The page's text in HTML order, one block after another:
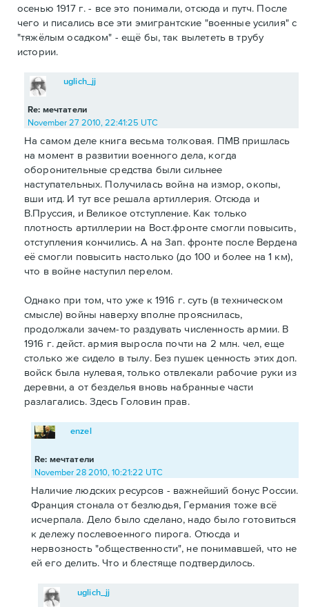
осенью 1917 г. - все это понимали, отсюда и путч. После
чего и писались все эти эмигрантские "военные усилия" с
"тяжёлым осадком" - ещё бы, так вылететь в трубу
истории.
Re: мечтатели
uglich_jj
November 27 2010, 22:41:25 UTC
На самом деле книга весьма толковая. ПМВ пришлась
на момент в развитии военного дела, когда
оборонительные средства были сильнее
наступательных. Получилась война на измор, окопы,
вши итд. И тут все решала артиллерия. Отсюда и
В.Пруссия, и Великое отступление. Как только
плотность артиллерии на Вост.фронте смогли повысить,
отступления кончились. А на Зап. фронте после Вердена
её смогли повысить настолько (до 100 и более на 1 км),
что в войне наступил перелом.
Однако при том, что уже к 1916 г. суть (в техническом
смысле) войны наверху вполне прояснилась,
продолжали зачем-то раздувать численность армии. В
1916 г. дейст. армия выросла почти на 2 млн. чел, еще
столько же сидело в тылу. Без пушек ценность этих доп.
войск была нулевая, только отвлекали рабочие руки из
деревни, а от безделья вновь набранные части
разлагались. Здесь Головин прав.
Re: мечтатели
enzel
November 28 2010, 10:21:22 UTC
Наличие людских ресурсов - важнейший бонус России.
Франция стонала от безлюдья, Германия тоже всё
исчерпала. Дело было сделано, надо было готовиться
к дележу послевоенного пирога. Отюсда и
нервозность "общественности", не понимавшей, что не
ей его делить. Что и блестяще подтвердилось.
uglich_jj